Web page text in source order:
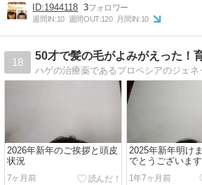
1944118 3
週間IN:10 週間OUT:120 月間IN:10
18
50才で髪の毛がよみがえった！
2026年新年のご挨拶と頭皮
状況
7ヶ月前
2025年新年明け
でとうございます
1年7ヶ月前